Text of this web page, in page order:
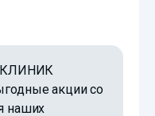
акции со
наших